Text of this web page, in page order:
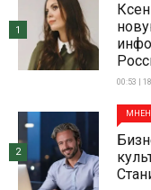
00:53 |
1
2